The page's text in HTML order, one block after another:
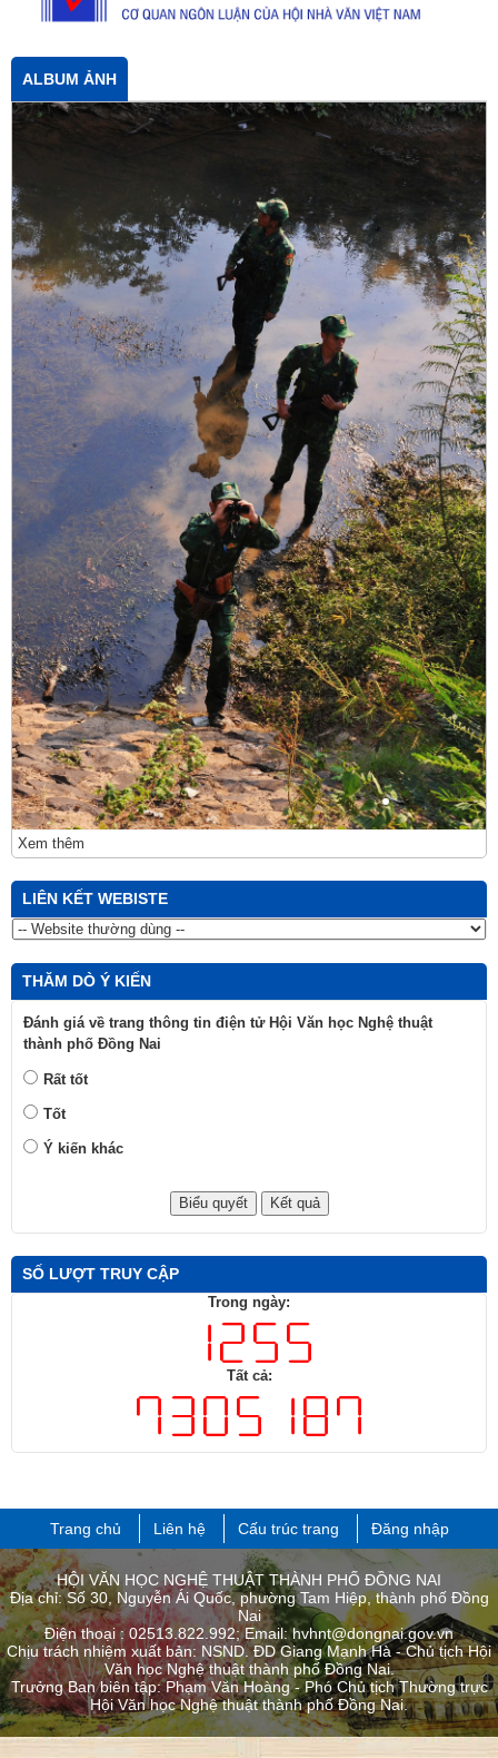
ALBUM ẢNH
Xem thêm
LIÊN KẾT WEBISTE
THĂM DÒ Ý KIẾN
Đánh giá về trang thông tin điện tử Hội Văn học Nghệ thuật
thành phố Đồng Nai
Rất tốt
Tốt
Ý kiến khác
SỐ LƯỢT TRUY CẬP
Trong ngày:
Tất cả:
Trang chủ Liên hệ Cấu trúc trang Đăng nhập
HỘI VĂN HỌC NGHỆ THUẬT THÀNH PHỐ ĐỒNG NAI
Địa chỉ: Số 30, Nguyễn Ái Quốc, phường Tam Hiệp, thành phố Đồng
Nai
Điện thoại : 02513.822.992; Email: hvhnt@dongnai.gov.vn
Chịu trách nhiệm xuất bản: NSND. ĐD Giang Mạnh Hà - Chủ tịch Hội
Văn học Nghệ thuật thành phố Đồng Nai.
Trưởng Ban biên tập: Phạm Văn Hoàng - Phó Chủ tịch Thường trực
Hội Văn học Nghệ thuật thành phố ​Đồng Nai.